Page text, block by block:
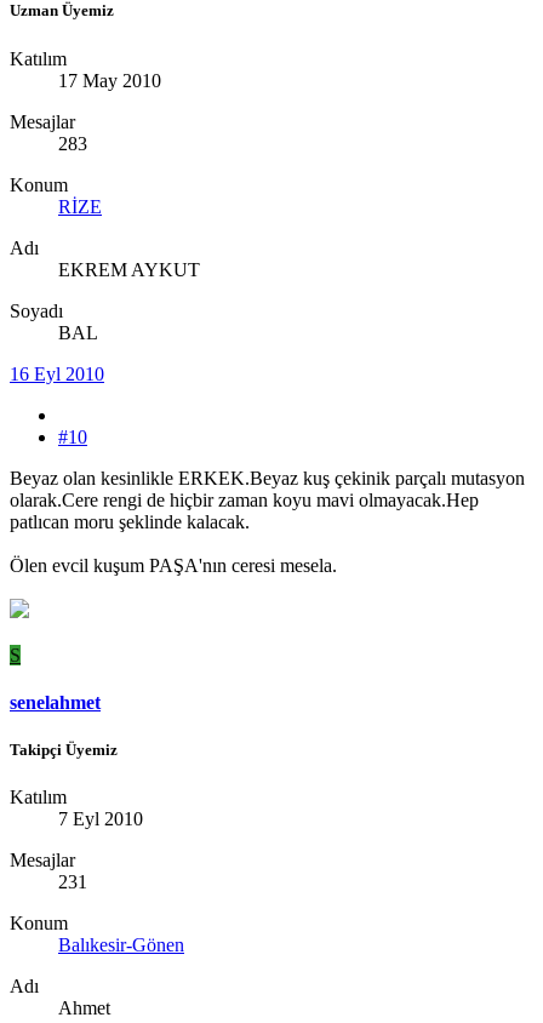
Uzman Üyemiz
Katılım
17 May 2010
Mesajlar
283
Konum
RİZE
Adı
EKREM AYKUT
Soyadı
BAL
16 Eyl 2010
#10
Beyaz olan kesinlikle ERKEK.Beyaz kuş çekinik parçalı mutasyon
olarak.Cere rengi de hiçbir zaman koyu mavi olmayacak.Hep
patlıcan moru şeklinde kalacak.
Ölen evcil kuşum PAŞA'nın ceresi mesela.
S
senelahmet
Takipçi Üyemiz
Katılım
7 Eyl 2010
Mesajlar
231
Konum
Balıkesir-Gönen
Adı
Ahmet